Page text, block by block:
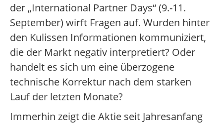
der „International Partner Days“ (9.-11.
September) wirft Fragen auf. Wurden hinter
den Kulissen Informationen kommuniziert,
die der Markt negativ interpretiert? Oder
handelt es sich um eine überzogene
technische Korrektur nach dem starken
Lauf der letzten Monate?
Immerhin zeigt die Aktie seit Jahresanfang